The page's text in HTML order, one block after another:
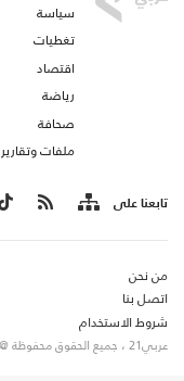
سياسة
تغطيات
اقتصاد
رياضة
صحافة
ملفات وتقارير
تابعنا على
من نحن
اتصل بنا
شروط الاستخدام
عربي21 ، جميع الحقوق محفوظة @ 2020